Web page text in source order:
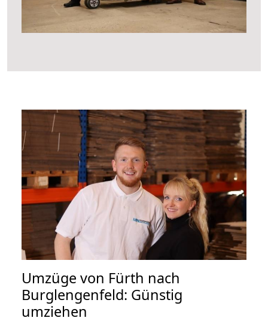
Umzüge von Fürth nach
Burglengenfeld: Günstig
umziehen